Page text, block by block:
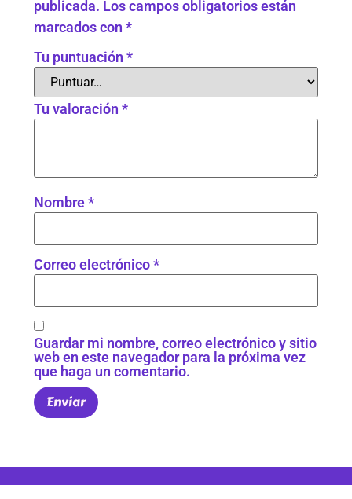
publicada. Los campos obligatorios están
marcados con*
Tu puntuación*
Tu valoración*
Nombre*
Correo electrónico*
Guardar mi nombre, correo electrónico y sitio
web en este navegador para la próxima vez
que haga un comentario.